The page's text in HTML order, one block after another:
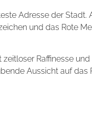
Adresse der Stadt.
und das Rote
Raffinesse
Aussicht auf das